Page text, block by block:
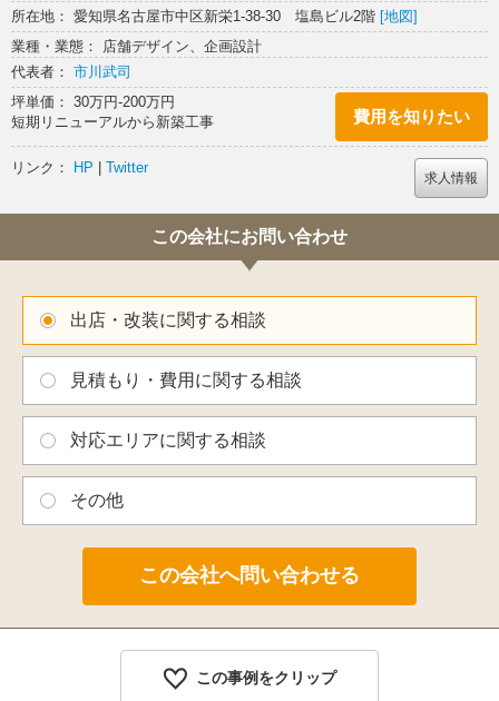
所在地： 愛知県名古屋市中区新栄1-38-30 塩島ビル2階 [地図]
業種・業態： 店舗デザイン、企画設計
代表者： 市川武司
坪単価： 30万円-200万円
短期リニューアルから新築工事
費用を知りたい
リンク： HP | Twitter
求人情報
この会社にお問い合わせ
出店・改装に関する相談
見積もり・費用に関する相談
対応エリアに関する相談
その他
この事例をクリップ